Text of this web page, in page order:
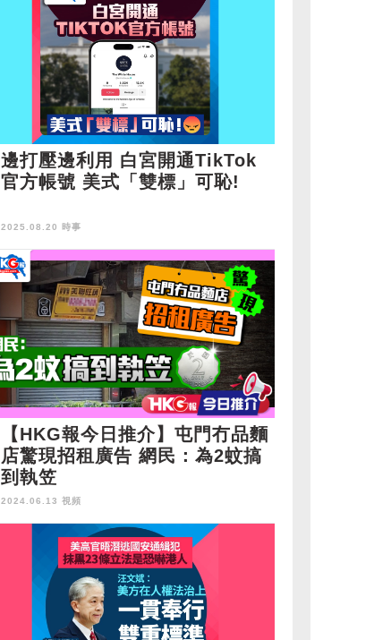
邊打壓邊利用 白宮開通TikTok
官方帳號 美式「雙標」可恥!
2025.08.20 時事
【HKG報今日推介】屯門冇品麵
店驚現招租廣告 網民：為2蚊搞
到執笠
2024.06.13 視頻